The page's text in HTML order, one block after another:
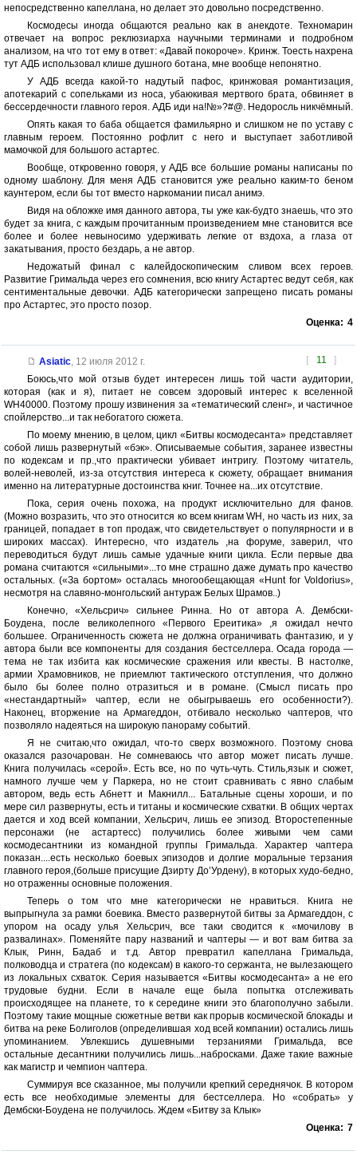
непосредственно капеллана, но делает это довольно посредственно.
Космодесы иногда общаются реально как в анекдоте. Техномарин
отвечает на вопрос реклюзиарха научными терминами и подробном
анализом, на что тот ему в ответ: «Давай покороче». Кринж. Тоесть нахрена
тут АДБ использовал клише душного ботана, мне вообще непонятно.
У АДБ всегда какой-то надутый пафос, кринжовая романтизация,
апотекарий с сопельками из носа, убаюкивая мертвого брата, обвиняет в
бессердечности главного героя. АДБ иди на!№»?#@. Недоросль никчёмный.
Опять какая то баба общается фамильярно и слишком не по уставу с
главным героем. Постоянно рофлит с него и выступает заботливой
мамочкой для большого астартес.
Вообще, откровенно говоря, у АДБ все большие романы написаны по
одному шаблону. Для меня АДБ становится уже реально каким-то беном
каунтером, если бы тот вместо наркомании писал анимэ.
Видя на обложке имя данного автора, ты уже как-будто знаешь, что это
будет за книга, с каждым прочитанным произведением мне становится все
более и более невыносимо удерживать легкие от вздоха, а глаза от
закатывания, просто бездарь, а не автор.
Недожатый финал с калейдоскопическим сливом всех героев.
Развитие Гримальда через его сомнения, всю книгу Астартес ведут себя, как
сентиментальные девочки. АДБ категорически запрещено писать романы
про Астартес, это просто позор.
Оценка: 4
[ 11 ]
Asiatic, 12 июля 2012 г.
Боюсь,что мой отзыв будет интересен лишь той части аудитории,
которая (как и я), питает не совсем здоровый интерес к вселенной
WH40000. Поэтому прошу извинения за «тематический сленг», и частичное
спойлерство...и так небогатого сюжета.
По моему мнению, в целом, цикл «Битвы космодесанта» представляет
собой лишь развернутый «бэк». Описываемые события, заранее известны
по кодексам и пр.,что практически убивает интригу. Поэтому читатель,
волей-неволей, из-за отсутствия интереса к сюжету, обращает внимания
именно на литературные достоинства книг. Точнее на...их отсутствие.
Пока, серия очень похожа, на продукт исключительно для фанов.
(Можно возразить, что это относится ко всем книгам WH, но часть из них, за
границей, попадает в топ продаж, что свидетельствует о популярности и в
широких массах). Интересно, что издатель ,на форуме, заверил, что
переводиться будут лишь самые удачные книги цикла. Если первые два
романа считаются «сильными»...то мне страшно даже думать про качество
остальных. («За бортом» осталась многообещающая «Hunt for Voldorius»,
несмотря на славяно-монгольский антураж Белых Шрамов..)
Конечно, «Хельсрич» сильнее Ринна. Но от автора А. Дембски-
Боудена, после великолепного «Первого Ереитика» ,я ожидал нечто
большее. Ограниченность сюжета не должна ограничивать фантазию, и у
автора были все компоненты для создания бестселлера. Осада города —
тема не так избита как космические сражения или квесты. В настолке,
армии Храмовников, не приемлют тактического отступления, что должно
было бы более полно отразиться и в романе. (Смысл писать про
«нестандартный» чаптер, если не обыгрываешь его особенности?).
Наконец, вторжение на Армагеддон, отбивало несколько чаптеров, что
позволяло надеяться на широкую панораму событий.
Я не считаю,что ожидал, что-то сверх возможного. Поэтому снова
оказался разочарован. Не сомневаюсь что автор может писать лучше.
Книга получилась «серой». Есть все, но по чуть-чуть. Стиль,язык и сюжет,
намного лучше чем у Паркера, но не стоит сравнивать с явно слабым
автором, ведь есть Абнетт и Макнилл... Батальные сцены хороши, и по
мере сил развернуты, есть и титаны и космические схватки. В общих чертах
дается и ход всей компании, Хельсрич, лишь ее эпизод. Второстепенные
персонажи (не астартесс) получились более живыми чем сами
космодесантники из командной группы Гримальда. Характер чаптера
показан....есть несколько боевых эпизодов и долгие моральные терзания
главного героя,(больше присущие Дзирту До’Урдену), в которых худо-бедно,
но отраженны основные положения.
Теперь о том что мне категорически не нравиться. Книга не
выпрыгнула за рамки боевика. Вместо развернутой битвы за Армагеддон, с
упором на осаду улья Хельсрич, все таки сводится к «мочилову в
развалинах». Поменяйте пару названий и чаптеры — и вот вам битва за
Клык, Ринн, Бадаб и т.д. Автор превратил капеллана Гримальда,
полководца и стратега (по кодексам) в какого-то сержанта, не вылезающего
из локальных схваток. Серия называется «Битвы космодесанта» а не его
трудовые будни. Если в начале еще была попытка отслеживать
происходящее на планете, то к середине книги это благополучно забыли.
Поэтому такие мощные сюжетные ветви как прорыв космической блокады и
битва на реке Болиголов (определившая ход всей компании) остались лишь
упоминанием. Увлекшись душевными терзаниями Гримальда, все
остальные десантники получились лишь...набросками. Даже такие важные
как магистр и чемпион чаптера.
Суммируя все сказанное, мы получили крепкий середнячок. В котором
есть все необходимые элементы для бестселлера. Но «собрать» у
Дембски-Боудена не получилось. Ждем «Битву за Клык»
Оценка: 7